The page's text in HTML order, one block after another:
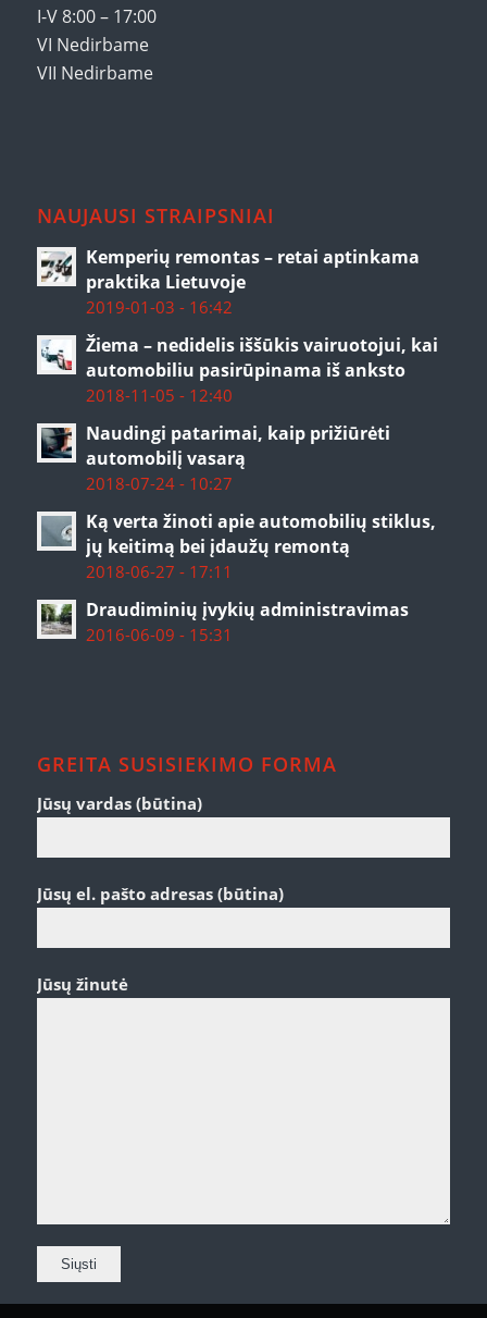
I-V 8:00 – 17:00
VI Nedirbame
VII Nedirbame
NAUJAUSI STRAIPSNIAI
Kemperių remontas – retai aptinkama
praktika Lietuvoje
2019-01-03 - 16:42
Žiema – nedidelis iššūkis vairuotojui, kai
automobiliu pasirūpinama iš anksto
2018-11-05 - 12:40
Naudingi patarimai, kaip prižiūrėti
automobilį vasarą
2018-07-24 - 10:27
Ką verta žinoti apie automobilių stiklus,
jų keitimą bei įdaužų remontą
2018-06-27 - 17:11
Draudiminių įvykių administravimas
2016-06-09 - 15:31
GREITA SUSISIEKIMO FORMA
Jūsų vardas (būtina)
Jūsų el. pašto adresas (būtina)
Jūsų žinutė